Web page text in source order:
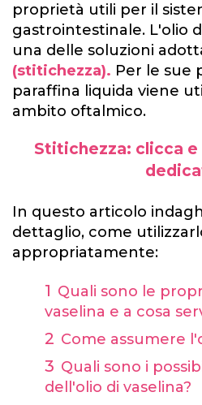
proprietà utili per il
gastrointestinale. L'olio
una delle soluzioni
(stitichezza). Per le sue
paraffina liquida viene
ambito oftalmico.
Stitichezza: clicca
In questo articolo
dettaglio, come
appropriatamente:
Quali sono le
vaselina e a cosa
Come assumere
Quali sono i
dell'olio di vaselina?